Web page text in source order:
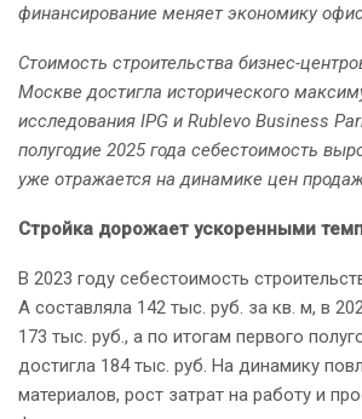
финансирование меняет экономику
Стоимость строительства бизнес-
Москве достигла исторического
исследования IPG и Rublevo Business
полугодие 2025 года себестоимость
уже отражается на динамике цен
Стройка дорожает ускоренными
В 2023 году себестоимость
А составляла 142 тыс. руб. за кв. м, в
173 тыс. руб., а по итогам первого
достигла 184 тыс. руб. На динамику
материалов, рост затрат на работу и